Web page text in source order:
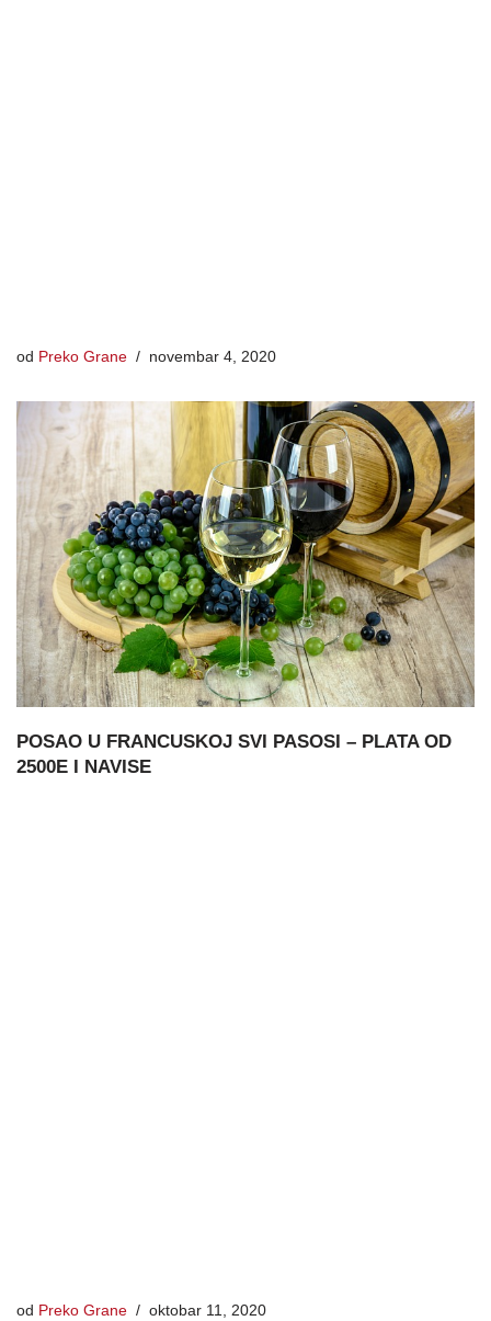
od Preko Grane novembar 4, 2020
POSAO U FRANCUSKOJ SVI PASOSI – PLATA OD
2500E I NAVISE
od Preko Grane oktobar 11, 2020